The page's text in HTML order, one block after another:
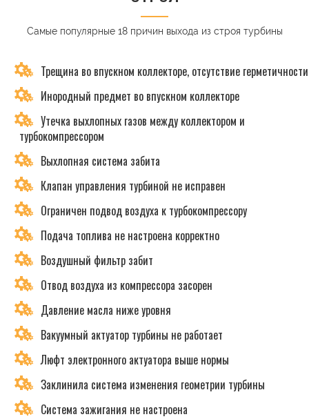
Самые популярные 18 причин выхода из строя турбины
Трещина во впускном коллекторе, отсутствие герметичности
Инородный предмет во впускном коллекторе
Утечка выхлопных газов между коллектором и
турбокомпрессором
Выхлопная система забита
Клапан управления турбиной не исправен
Ограничен подвод воздуха к турбокомпрессору
Подача топлива не настроена корректно
Воздушный фильтр забит
Отвод воздуха из компрессора засорен
Давление масла ниже уровня
Вакуумный актуатор турбины не работает
Люфт электронного актуатора выше нормы
Заклинила система изменения геометрии турбины
Система зажигания не настроена